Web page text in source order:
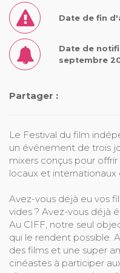
Date de fin
Date de
septembre
Partager :
Le Festival du film
un événement de trois
mixers conçus pour
locaux et internationaux
Avez-vous déjà eu vos
vides ? Avez-vous déjà
Au CIFF, notre seul
qui le rendent possible.
des films et une super
cinéastes à participer